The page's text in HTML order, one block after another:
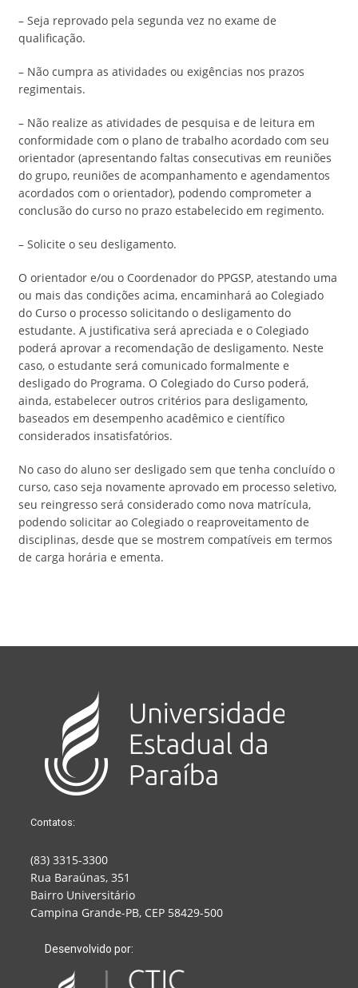
– Seja reprovado pela segunda vez no exame de
qualificação.
– Não cumpra as atividades ou exigências nos prazos
regimentais.
– Não realize as atividades de pesquisa e de leitura em
conformidade com o plano de trabalho acordado com seu
orientador (apresentando faltas consecutivas em reuniões
do grupo, reuniões de acompanhamento e agendamentos
acordados com o orientador), podendo comprometer a
conclusão do curso no prazo estabelecido em regimento.
– Solicite o seu desligamento.
O orientador e/ou o Coordenador do PPGSP, atestando uma
ou mais das condições acima, encaminhará ao Colegiado
do Curso o processo solicitando o desligamento do
estudante. A justificativa será apreciada e o Colegiado
poderá aprovar a recomendação de desligamento. Neste
caso, o estudante será comunicado formalmente e
desligado do Programa. O Colegiado do Curso poderá,
ainda, estabelecer outros critérios para desligamento,
baseados em desempenho acadêmico e científico
considerados insatisfatórios.
No caso do aluno ser desligado sem que tenha concluído o
curso, caso seja novamente aprovado em processo seletivo,
seu reingresso será considerado como nova matrícula,
podendo solicitar ao Colegiado o reaproveitamento de
disciplinas, desde que se mostrem compatíveis em termos
de carga horária e ementa.
Contatos:
(83) 3315-3300
Rua Baraúnas, 351
Bairro Universitário
Campina Grande-PB, CEP 58429-500
Desenvolvido por: